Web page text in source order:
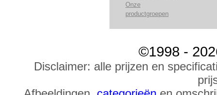
Onze
productgroepen
©1998 -
Disclaimer: alle prijzen en